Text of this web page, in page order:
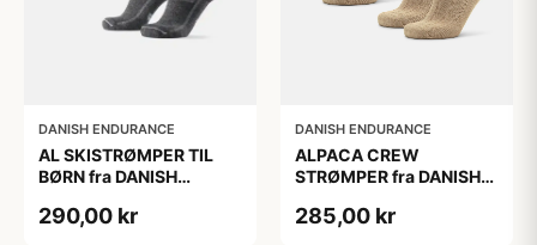
DANISH ENDURANCE
AL SKISTRØMPER TIL
BØRN fra DANISH
Mørkegrå/Lysegrå, 35-
290,00 kr
DANISH ENDURANCE
ALPACA CREW
STRØMPER fra DANISH
38, Varm og åndbar
285,00 kr